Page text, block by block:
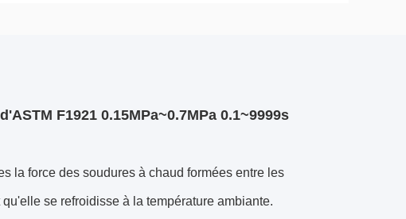
F1921 0.15MPa~0.7MPa 0.1~9999s
la force des soudures à chaud formées entre les
se refroidisse à la température ambiante.